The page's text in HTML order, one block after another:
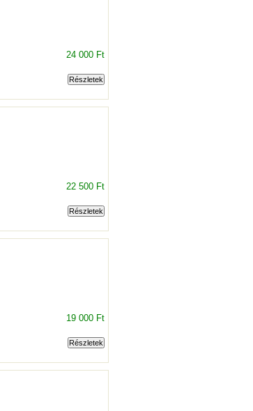
24 000 Ft
22 500 Ft
19 000 Ft